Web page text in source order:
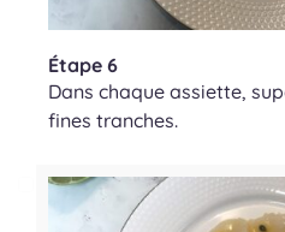
Étape 6
Dans chaque assiette,
fines tranches.